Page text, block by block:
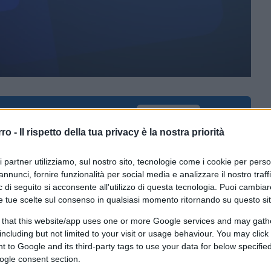
- Il rispetto della tua privacy è la nostra priorità
partner utilizziamo, sul nostro sito, tecnologie come i cookie per
fornire funzionalità per social media e analizzare il nostro
di seguito si acconsente all'utilizzo di questa tecnologia. Puoi
tue scelte sul consenso in qualsiasi momento ritornando su questo
that this website/app uses one or more Google services and may
but not limited to your visit or usage behaviour. You may
to Google and its third-party tags to use your data for below
consent section.
su Google CLICCA QUI
sensazione di farlo per un pubblico di
ragione dopo più di un anno di furori, di
Che dire deldiciottenne di Fano
perché si rifiutava di portare la
è sintomo di uno Stato che da
di molto peggio, vicino al totalitarismo e
persona di un medico o di un giudice
o pensa male – e questa è